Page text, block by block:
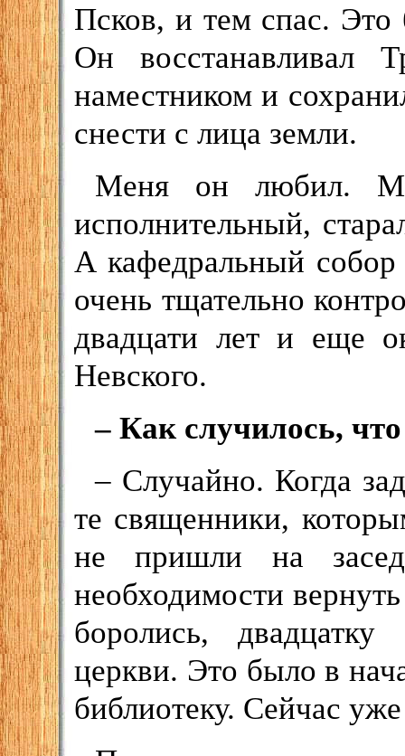
Псков, и тем спас.
Он восстанавливал
наместником и
снести с лица земли.
Меня он любил.
исполнительный,
А кафедральный собор
очень тщательно
двадцати лет и еще
Невского.
– Как случилось,
– Случайно. Когда
те священники,
не пришли на
необходимости
боролись,
церкви. Это было в
библиотеку. Сейчас